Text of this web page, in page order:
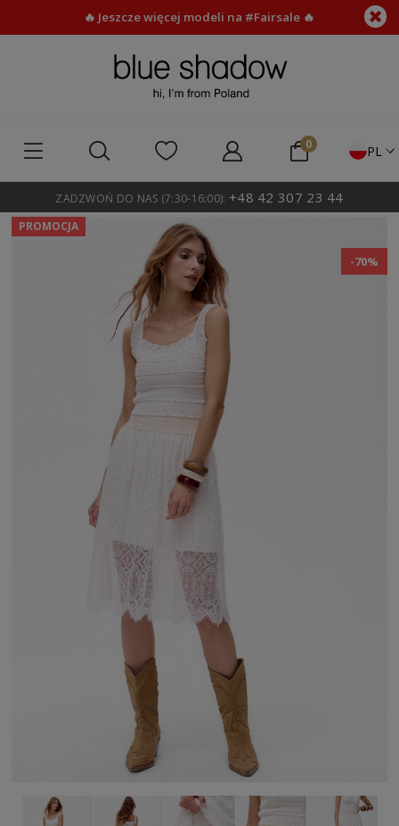
🔥 Jeszcze więcej modeli na #Fairsale 🔥
PL
ZADZWOŃ DO NAS (7:30-16:00): +48 42 307 23 44
PROMOCJA
-70%